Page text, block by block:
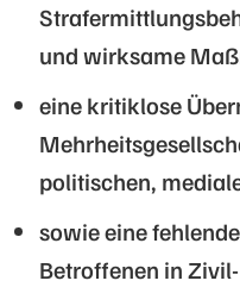
und wirksame
eine kritiklose
politischen,
sowie eine
Betroffenen in